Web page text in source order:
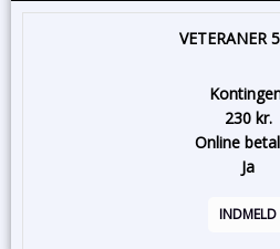
VETERANER
230 kr.
Online
Ja
INDMELD